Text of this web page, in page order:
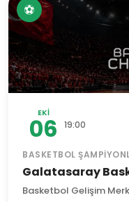
⚽
EKI
06 19:00
BASKETBOL
Galatasaray
Basketbol Gelişim